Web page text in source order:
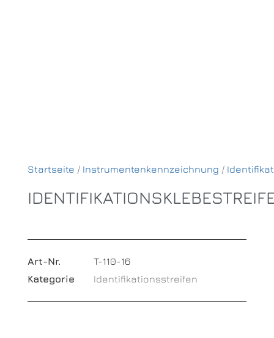
Startseite / Instrumentenkennzeichnung /
Art-Nr.
T-110-16
Kategorie
Identifikationsstreifen